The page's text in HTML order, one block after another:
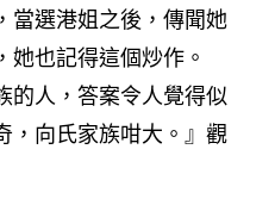
當選港姐之後，傳聞她
她也記得這個炒作。
的人，答案令人覺得似
，向氏家族咁大。』觀